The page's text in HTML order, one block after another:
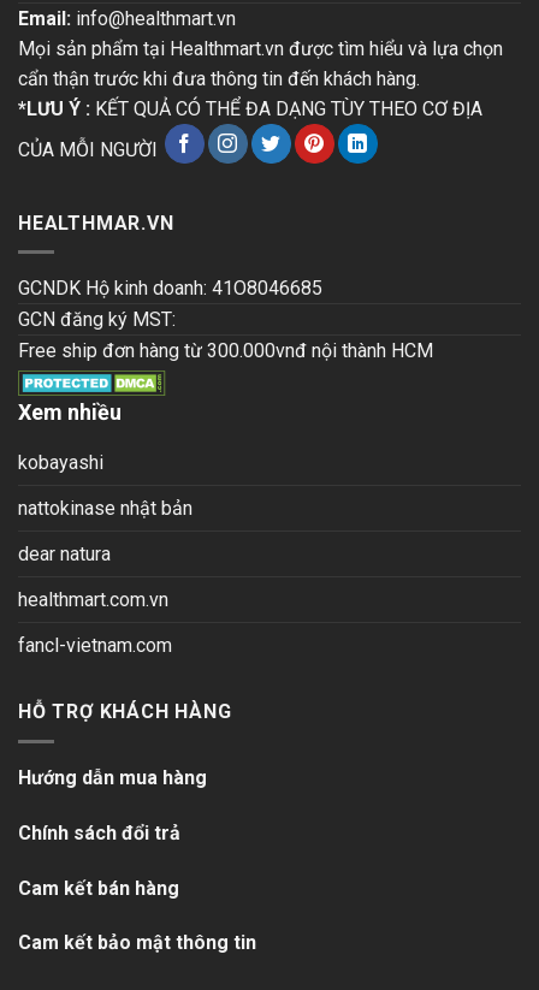
Email: info@healthmart.vn
Mọi sản phẩm tại Healthmart.vn được tìm hiểu và lựa chọn
cẩn thận trước khi đưa thông tin đến khách hàng.
*LƯU Ý : KẾT QUẢ CÓ THỂ ĐA DẠNG TÙY THEO CƠ ĐỊA
CỦA MỖI NGƯỜI
HEALTHMAR.VN
GCNDK Hộ kinh doanh: 41O8046685
GCN đăng ký MST:
Free ship đơn hàng từ 300.000vnđ nội thành HCM
Xem nhiều
kobayashi
nattokinase nhật bản
dear natura
healthmart.com.vn
fancl-vietnam.com
HỖ TRỢ KHÁCH HÀNG
Hướng dẫn mua hàng
Chính sách đổi trả
Cam kết bán hàng
Cam kết bảo mật thông tin